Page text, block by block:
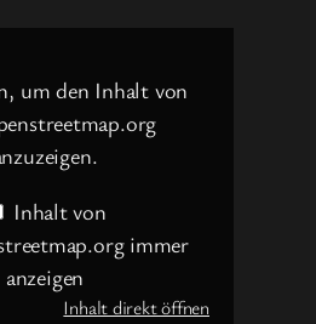
um den Inhalt von
Inhalt von
immer
anzeigen
Inhalt direkt öffnen